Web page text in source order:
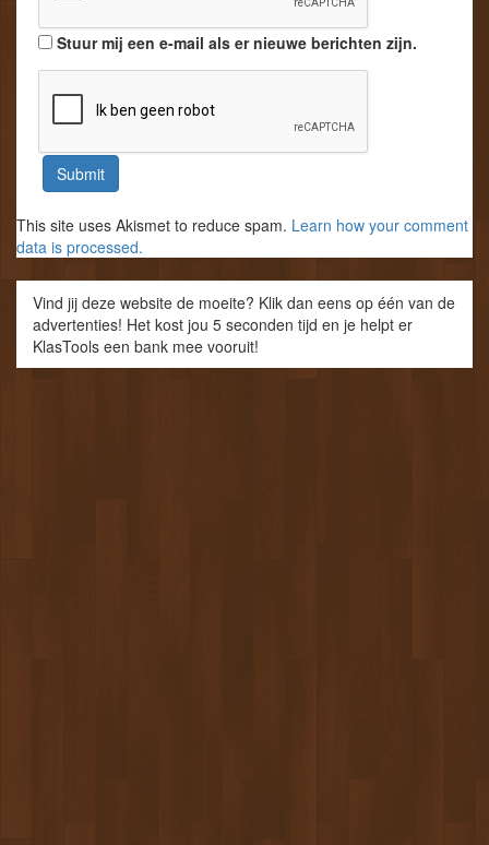
Stuur mij een e-mail als er nieuwe berichten zijn.
This site uses Akismet to reduce spam. Learn how your comment
data is processed.
Vind jij deze website de moeite? Klik dan eens op één van de
advertenties! Het kost jou 5 seconden tijd en je helpt er
KlasTools een bank mee vooruit!